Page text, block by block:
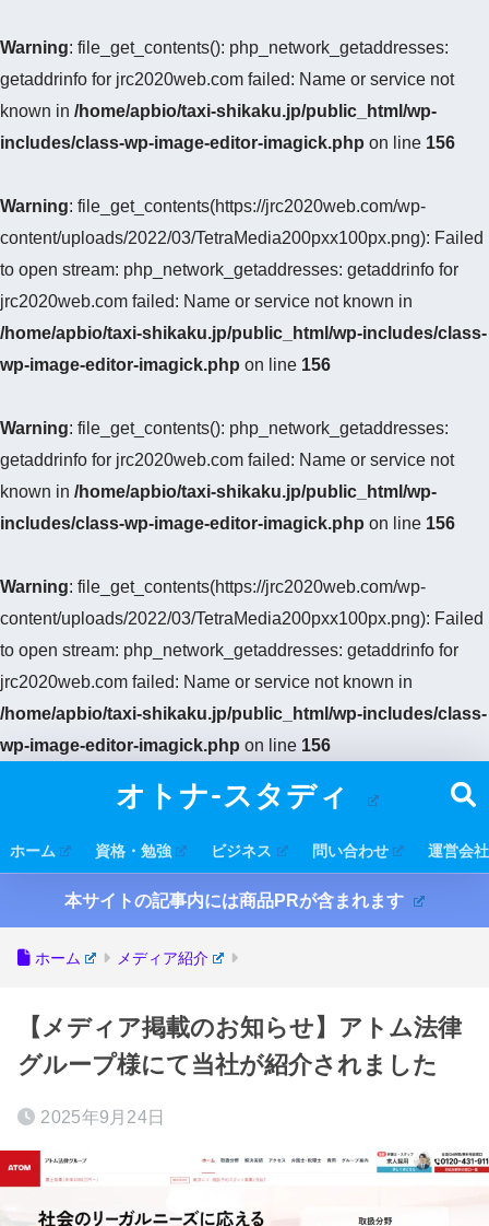
Warning: file_get_contents(): php_network_getaddresses:
getaddrinfo for jrc2020web.com failed: Name or service not
known in /home/apbio/taxi-shikaku.jp/public_html/wp-
includes/class-wp-image-editor-imagick.php on line 156
Warning: file_get_contents(https://jrc2020web.com/wp-
content/uploads/2022/03/TetraMedia200pxx100px.png): Failed
to open stream: php_network_getaddresses: getaddrinfo for
jrc2020web.com failed: Name or service not known in
/home/apbio/taxi-shikaku.jp/public_html/wp-includes/class-
wp-image-editor-imagick.php on line 156
Warning: file_get_contents(): php_network_getaddresses:
getaddrinfo for jrc2020web.com failed: Name or service not
known in /home/apbio/taxi-shikaku.jp/public_html/wp-
includes/class-wp-image-editor-imagick.php on line 156
Warning: file_get_contents(https://jrc2020web.com/wp-
content/uploads/2022/03/TetraMedia200pxx100px.png): Failed
to open stream: php_network_getaddresses: getaddrinfo for
jrc2020web.com failed: Name or service not known in
/home/apbio/taxi-shikaku.jp/public_html/wp-includes/class-
wp-image-editor-imagick.php on line 156
オトナ-スタディ
ホーム 資格・勉強 ビジネス 問い合わせ 運営会社
本サイトの記事内には商品PRが含まれます
ホーム メディア紹介
【メディア掲載のお知らせ】アトム法律
グループ様にて当社が紹介されました
2025年9月24日